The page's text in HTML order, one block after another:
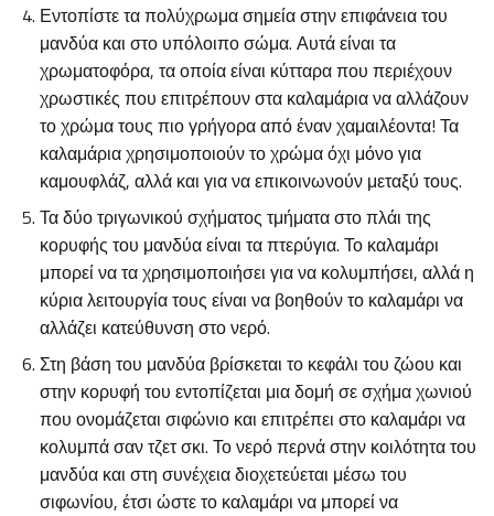
Εντοπίστε τα πολύχρωμα σημεία στην επιφάνεια του
μανδύα και στο υπόλοιπο σώμα. Αυτά είναι τα
χρωματοφόρα, τα οποία είναι κύτταρα που περιέχουν
χρωστικές που επιτρέπουν στα καλαμάρια να αλλάζουν
το χρώμα τους πιο γρήγορα από έναν χαμαιλέοντα! Τα
καλαμάρια χρησιμοποιούν το χρώμα όχι μόνο για
καμουφλάζ, αλλά και για να επικοινωνούν μεταξύ τους.
Τα δύο τριγωνικού σχήματος τμήματα στο πλάι της
κορυφής του μανδύα είναι τα πτερύγια. Το καλαμάρι
μπορεί να τα χρησιμοποιήσει για να κολυμπήσει, αλλά η
κύρια λειτουργία τους είναι να βοηθούν το καλαμάρι να
αλλάζει κατεύθυνση στο νερό.
Στη βάση του μανδύα βρίσκεται το κεφάλι του ζώου και
στην κορυφή του εντοπίζεται μια δομή σε σχήμα χωνιού
που ονομάζεται σιφώνιο και επιτρέπει στο καλαμάρι να
κολυμπά σαν τζετ σκι. Το νερό περνά στην κοιλότητα του
μανδύα και στη συνέχεια διοχετεύεται μέσω του
σιφωνίου, έτσι ώστε το καλαμάρι να μπορεί να